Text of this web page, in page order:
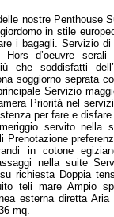
nostre Penthouse
in stile
i bagagli. Servizio
d’oeuvre
che soddisfatti
soggiorno seprata
Servizio
Priorità nel
per fare e
servito nella
Prenotazione
in cotone
nella suite
richiesta Doppia
teli mare Ampio
esterna diretta Aria
mq.